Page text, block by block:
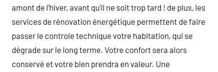
amont de l’hiver, avant qu’il ne soit trop tard ! de plus, les
services de rénovation énergétique permettent de faire
passer le controle technique votre habitation, qui se
dégrade sur le long terme. Votre confort sera alors
conservé et votre bien prendra en valeur. Une